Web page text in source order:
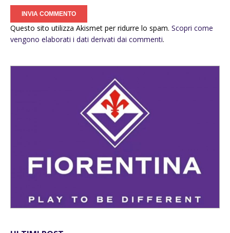
Questo sito utilizza Akismet per ridurre lo spam. Scopri come
vengono elaborati i dati derivati dai commenti.